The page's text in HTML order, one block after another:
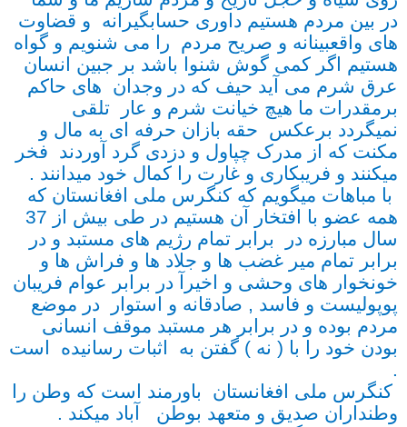
در بین مردم هستیم داوری حسابگیرانه و قضاوت
های واقعبینانه و صریح مردم را می شنویم و گواه
هستیم اگر کمی گوش شنوا باشد بر جبین انسان
عرق شرم می آید حیف که در وجدان های حاکم
برمقدرات ما هیچ خیانت شرم و عار تلقی
نمیگردد برعکس حقه بازان حرفه ای به مال و
مکنت که از مدرک چپاول و دزدی گرد آوردند فخر
میکنند و فریبکاری و غارت را کمال خود میدانند .
با مباهات میگویم که کنگرس ملی افغانستان که
همه عضو با افتخار آن هستیم در طی بیش از 37
سال مبارزه در برابر تمام رژیم های مستبد و در
برابر تمام میر غضب ها و جلاد ها و فراش ها و
خونخوار های وحشی و اخیرآ در برابر عوام فریبان
پوپولیست و فاسد , صادقانه و استوار در موضع
مردم بوده و در برابر هر مستبد موقف انسانی
بودن خود را با ( نه ) گفتن به اثبات رسانیده است
.
کنگرس ملی افغانستان باورمند است که وطن را
وطنداران صدیق و متعهد بوطن آباد میکند .